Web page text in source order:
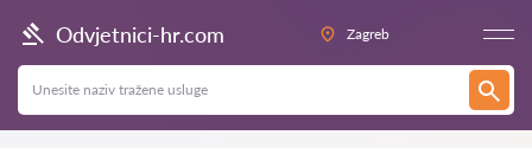
Odvjetnici-hr.com Zagreb